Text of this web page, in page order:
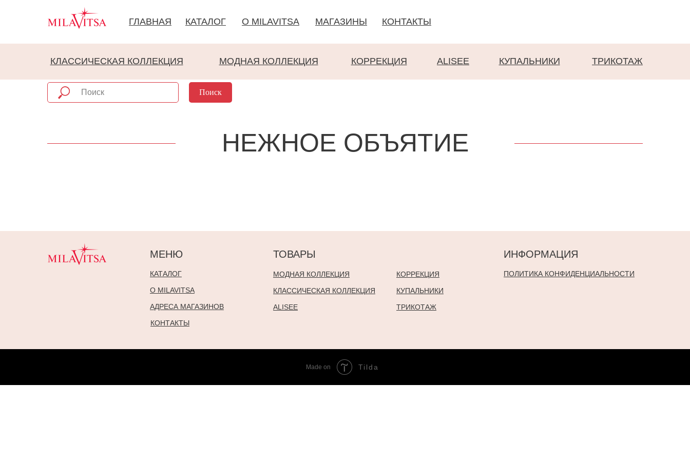
КЛАССИЧЕСКАЯ КОЛЛЕКЦИЯ МОДНАЯ КОЛЛЕКЦИЯ КОРРЕКЦИЯ ALISEE КУПАЛЬНИКИ ТРИКОТАЖ
КАТАЛОГ О MILAVITSA МАГАЗИНЫ КОНТАКТЫ
ГЛАВНАЯ
Поиск
НЕЖНОЕ ОБЪЯТИЕ
КАТАЛОГ
О MILAVITSA
АДРЕСА МАГАЗИНОВ
КОНТАКТЫ
МЕНЮ
МОДНАЯ КОЛЛЕКЦИЯ
КЛАССИЧЕСКАЯ КОЛЛЕКЦИЯ
ALISEE
ТОВАРЫ
КОРРЕКЦИЯ
КУПАЛЬНИКИ
ТРИКОТАЖ
ПОЛИТИКА КОНФИДЕНЦИАЛЬНОСТИ
ИНФОРМАЦИЯ
Made on Tilda